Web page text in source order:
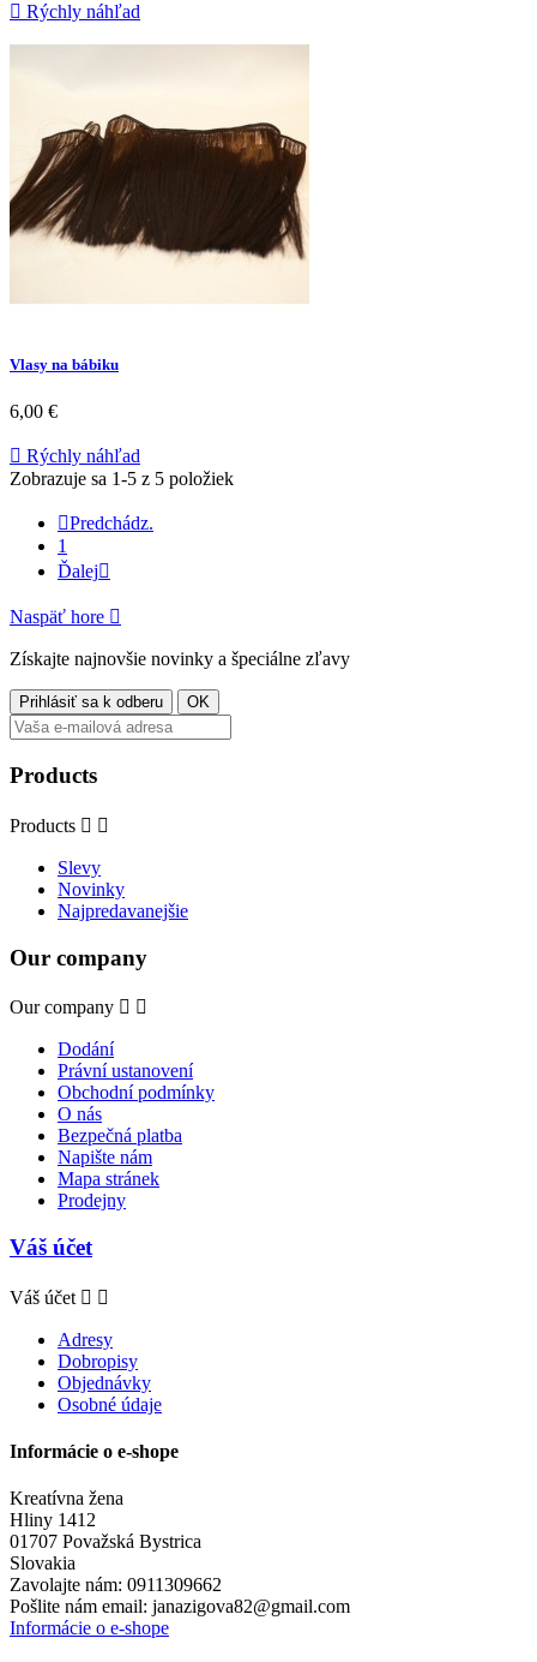
 Rýchly náhľad
Vlasy na bábiku
6,00 €
 Rýchly náhľad
Zobrazuje sa 1-5 z 5 položiek
Predchádz.
1
Ďalej
Naspäť hore 
Získajte najnovšie novinky a špeciálne zľavy
Products
Products  
Slevy
Novinky
Najpredavanejšie
Our company
Our company  
Dodání
Právní ustanovení
Obchodní podmínky
O nás
Bezpečná platba
Napište nám
Mapa stránek
Prodejny
Váš účet
Váš účet  
Adresy
Dobropisy
Objednávky
Osobné údaje
Informácie o e-shope
Kreatívna žena
Hliny 1412
01707 Považská Bystrica
Slovakia
Zavolajte nám: 0911309662
Pošlite nám email: janazigova82@gmail.com
Informácie o e-shope